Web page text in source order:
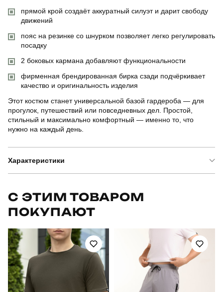
прямой крой создаёт аккуратный силуэт и дарит свободу
движений
пояс на резинке со шнурком позволяет легко регулировать
посадку
2 боковых кармана добавляют функциональности
фирменная брендированная бирка сзади подчёркивает
качество и оригинальность изделия
Этот костюм станет универсальной базой гардероба — для
прогулок, путешествий или повседневных дел. Простой,
стильный и максимально комфортный — именно то, что
нужно на каждый день.
Характеристики
Артикул
Призначення для повсякденного носіння
Стиль повсякденний
Сезон
С ЭТИМ ТОВАРОМ
ПОКУПАЮТ